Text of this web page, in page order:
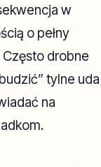
w
o pełny
Często drobne
tylne uda
na